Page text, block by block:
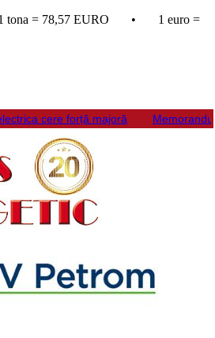
1 tona = 78,57 EURO • 1 euro =
cere forță majoră